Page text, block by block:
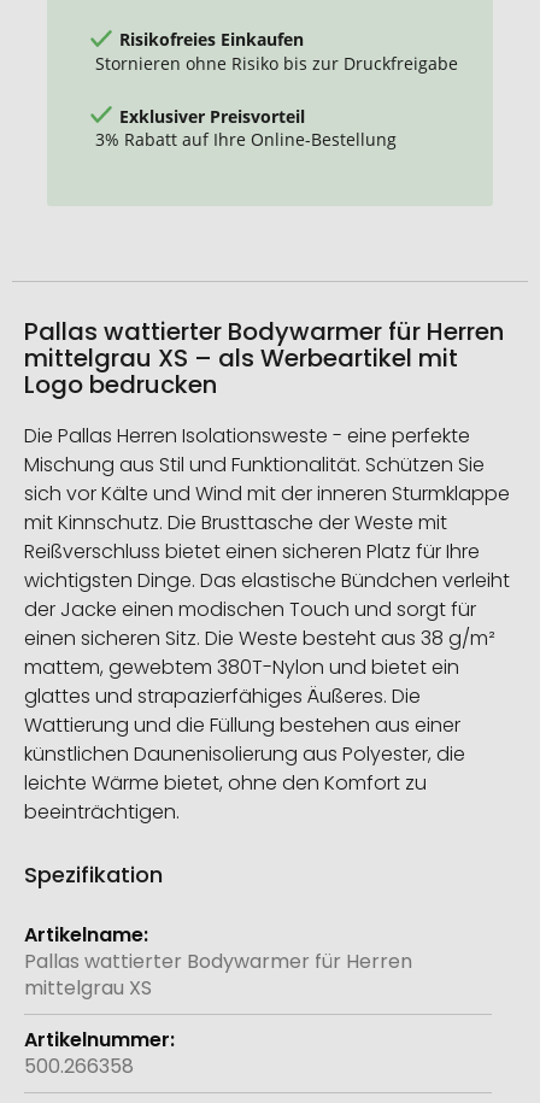
Risikofreies Einkaufen
Stornieren ohne Risiko bis zur Druckfreigabe
Exklusiver Preisvorteil
3% Rabatt auf Ihre Online-Bestellung
Pallas wattierter Bodywarmer für Herren
mittelgrau XS – als Werbeartikel mit
Logo bedrucken
Die Pallas Herren Isolationsweste - eine perfekte
Mischung aus Stil und Funktionalität. Schützen Sie
sich vor Kälte und Wind mit der inneren Sturmklappe
mit Kinnschutz. Die Brusttasche der Weste mit
Reißverschluss bietet einen sicheren Platz für Ihre
wichtigsten Dinge. Das elastische Bündchen verleiht
der Jacke einen modischen Touch und sorgt für
einen sicheren Sitz. Die Weste besteht aus 38 g/m²
mattem, gewebtem 380T-Nylon und bietet ein
glattes und strapazierfähiges Äußeres. Die
Wattierung und die Füllung bestehen aus einer
künstlichen Daunenisolierung aus Polyester, die
leichte Wärme bietet, ohne den Komfort zu
beeinträchtigen.
Spezifikation
Weitere
Informationen
Pallas wattierter Bodywarmer für Herren
mittelgrau XS
500.266358